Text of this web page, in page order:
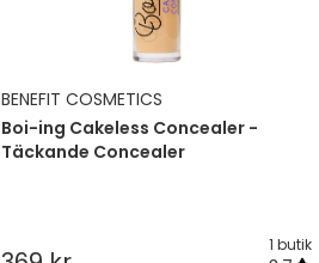
BENEFIT COSMETICS
Boi-ing Cakeless Concealer -
Täckande Concealer
1 butik